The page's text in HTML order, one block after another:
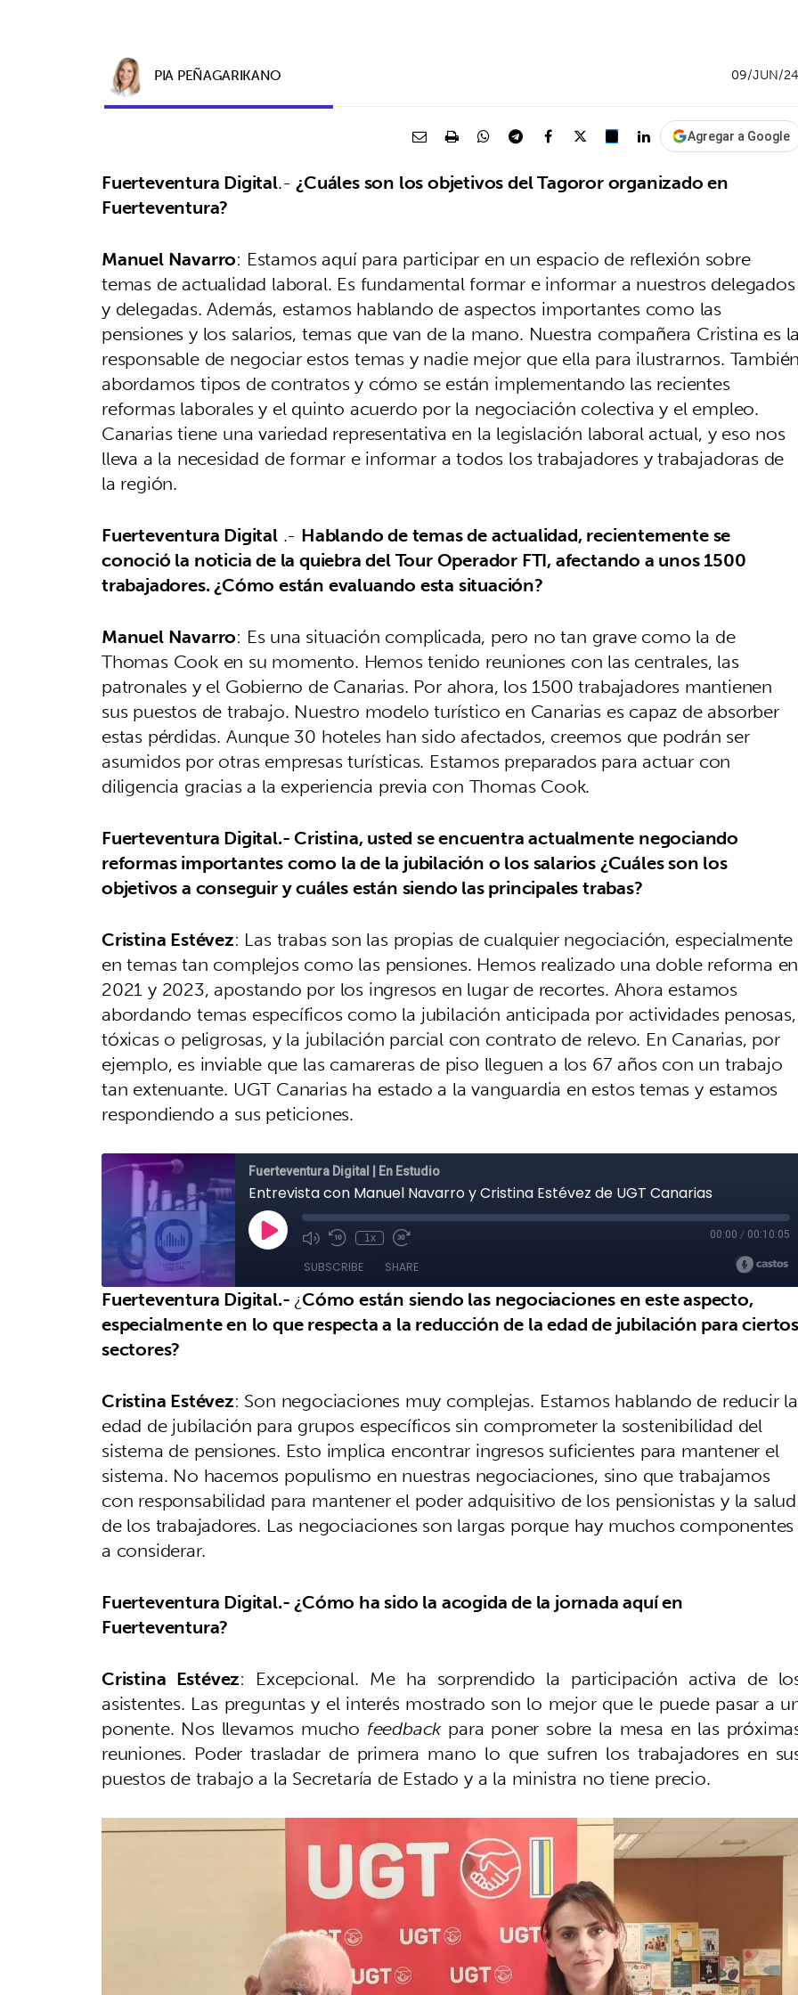
PIA PEÑAGARIKANO 09/JUN/24
Agregar a Google
Fuerteventura Digital.-¿Cuáles son los objetivos del Tagoror organizado en
Fuerteventura?
Manuel Navarro: Estamos aquí para participar en un espacio de reflexión sobre
temas de actualidad laboral. Es fundamental formar e informar a nuestros delegados
y delegadas. Además, estamos hablando de aspectos importantes como las
pensiones y los salarios, temas que van de la mano. Nuestra compañera Cristina es
responsable de negociar estos temas y nadie mejor que ella para ilustrarnos.
abordamos tipos de contratos y cómo se están implementando las recientes
reformas laborales y el quinto acuerdo por la negociación colectiva y el empleo.
Canarias tiene una variedad representativa en la legislación laboral actual, y eso nos
lleva a la necesidad de formar e informar a todos los trabajadores y trabajadoras de
la región.
Fuerteventura Digital.- Hablando de temas de actualidad, recientemente se
conoció la noticia de la quiebra del Tour Operador FTI, afectando a unos 1500
trabajadores. ¿Cómo están evaluando esta situación?
Manuel Navarro: Es una situación complicada, pero no tan grave como la de
Thomas Cook en su momento. Hemos tenido reuniones con las centrales, las
patronales y el Gobierno de Canarias. Por ahora, los 1500 trabajadores mantienen
sus puestos de trabajo. Nuestro modelo turístico en Canarias es capaz de absorber
estas pérdidas. Aunque 30 hoteles han sido afectados, creemos que podrán ser
asumidos por otras empresas turísticas. Estamos preparados para actuar con
diligencia gracias a la experiencia previa con Thomas Cook.
Fuerteventura Digital.-Cristina, usted se encuentra actualmente negociando
reformas importantes como la de la jubilación o los salarios ¿Cuáles son los
objetivos a conseguir y cuáles están siendo las principales trabas?
Cristina Estévez: Las trabas son las propias de cualquier negociación, especialmente
en temas tan complejos como las pensiones. Hemos realizado una doble reforma en
2021 y 2023, apostando por los ingresos en lugar de recortes. Ahora estamos
abordando temas específicos como la jubilación anticipada por actividades penosas,
tóxicas o peligrosas, y la jubilación parcial con contrato de relevo. En Canarias, por
ejemplo, es inviable que las camareras de piso lleguen a los 67 años con un trabajo
tan extenuante. UGT Canarias ha estado a la vanguardia en estos temas y estamos
respondiendo a sus peticiones.
Fuerteventura Digital.-¿Cómo están siendo las negociaciones en este aspecto,
especialmente en lo que respecta a la reducción de la edad de jubilación para ciertos
sectores?
Cristina Estévez: Son negociaciones muy complejas. Estamos hablando de reducir la
edad de jubilación para grupos específicos sin comprometer la sostenibilidad del
sistema de pensiones. Esto implica encontrar ingresos suficientes para mantener el
sistema. No hacemos populismo en nuestras negociaciones, sino que trabajamos
con responsabilidad para mantener el poder adquisitivo de los pensionistas y la salud
de los trabajadores. Las negociaciones son largas porque hay muchos componentes
a considerar.
Fuerteventura Digital.-¿Cómo ha sido la acogida de la jornada aquí en
Fuerteventura?
Cristina Estévez: Excepcional. Me ha sorprendido la participación activa de
asistentes. Las preguntas y el interés mostrado son lo mejor que le puede pasar a
ponente. Nos llevamos mucho feedback para poner sobre la mesa en las
reuniones. Poder trasladar de primera mano lo que sufren los trabajadores en
puestos de trabajo a la Secretaría de Estado y a la ministra no tiene precio.